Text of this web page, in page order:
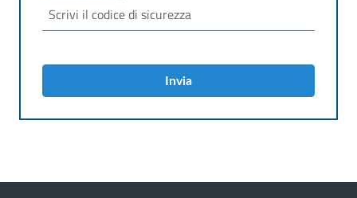
Invia